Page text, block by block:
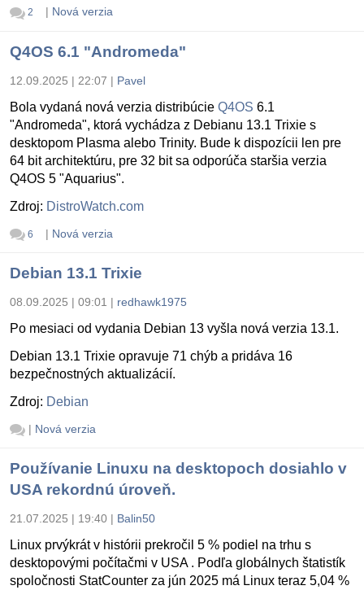
2 | Nová verzia
Q4OS 6.1 "Andromeda"
12.09.2025 | 22:07 | Pavel
Bola vydaná nová verzia distribúcie Q4OS 6.1
"Andromeda", ktorá vychádza z Debianu 13.1 Trixie s
desktopom Plasma alebo Trinity. Bude k dispozícii len pre
64 bit architektúru, pre 32 bit sa odporúča staršia verzia
Q4OS 5 "Aquarius".
Zdroj: DistroWatch.com
6 | Nová verzia
Debian 13.1 Trixie
08.09.2025 | 09:01 | redhawk1975
Po mesiaci od vydania Debian 13 vyšla nová verzia 13.1.
Debian 13.1 Trixie opravuje 71 chýb a pridáva 16
bezpečnostných aktualizácií.
Zdroj: Debian
| Nová verzia
Používanie Linuxu na desktopoch dosiahlo v
USA rekordnú úroveň.
21.07.2025 | 19:40 | Balin50
Linux prvýkrát v histórii prekročil 5 % podiel na trhu s
desktopovými počítačmi v USA . Podľa globálnych štatistík
spoločnosti StatCounter za jún 2025 má Linux teraz 5,04 %